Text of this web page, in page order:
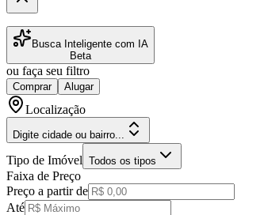
Busca Inteligente com IA
Beta
ou faça seu filtro
Comprar Alugar
Localização
Digite cidade ou bairro...
Tipo de Imóvel Todos os tipos
Faixa de Preço
Preço a partir de
Até